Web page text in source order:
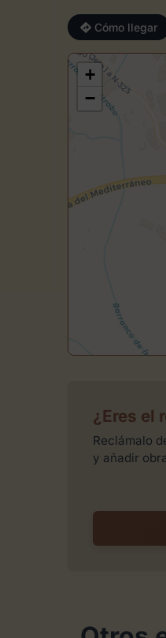
Cómo llegar
+
−
¿Eres el
Reclámalo
y añadir